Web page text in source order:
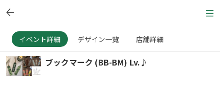
イベント詳細 デザイン一覧 店舗詳細
ブックマーク (BB-BM) Lv.♪